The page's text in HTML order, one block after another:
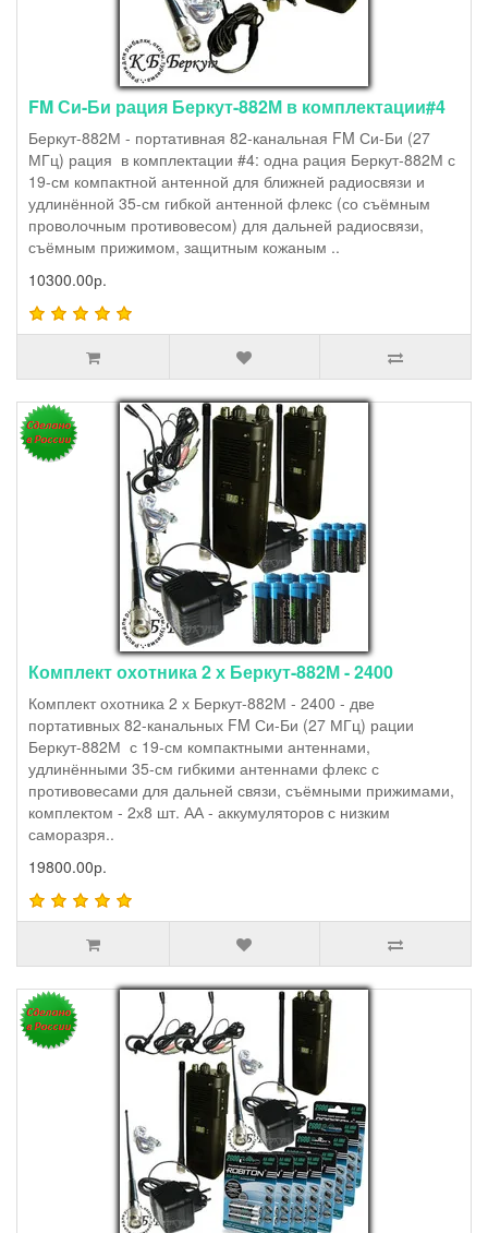
FM Си-Би рация Беркут-882М в комплектации#4
Беркут-882М - портативная 82-канальная FM Си-Би (27
МГц) рация в комплектации #4: одна рация Беркут-882М с
19-см компактной антенной для ближней радиосвязи и
удлинённой 35-см гибкой антенной флекс (со съёмным
проволочным противовесом) для дальней радиосвязи,
съёмным прижимом, защитным кожаным ..
10300.00р.
Комплект охотника 2 х Беркут-882М - 2400
Комплект охотника 2 х Беркут-882М - 2400 - две
портативных 82-канальных FM Си-Би (27 МГц) рации
Беркут-882М с 19-см компактными антеннами,
удлинёнными 35-см гибкими антеннами флекс с
противовесами для дальней связи, съёмными прижимами,
комплектом - 2х8 шт. АА - аккумуляторов с низким
саморазря..
19800.00р.